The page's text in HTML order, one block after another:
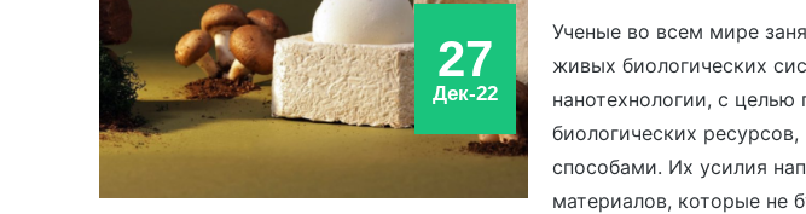
27
Дек-22
Ученые во всем мире
живых биологических
нанотехнологии, с целью
биологических
способами. Их усилия
материалов, которые не